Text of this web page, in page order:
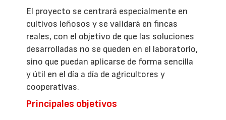
El proyecto se centrará especialmente en
cultivos leñosos y se validará en fincas
reales, con el objetivo de que las soluciones
desarrolladas no se queden en el laboratorio,
sino que puedan aplicarse de forma sencilla
y útil en el día a día de agricultores y
cooperativas.
Principales objetivos